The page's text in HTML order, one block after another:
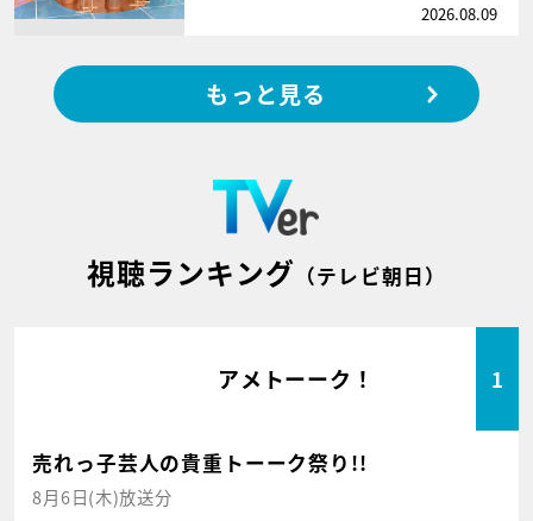
2026.08.09
もっと見る
視聴ランキング （テレビ朝日）
アメトーーク！ 1
売れっ子芸人の貴重トーーク祭り!!
8月6日(木)放送分